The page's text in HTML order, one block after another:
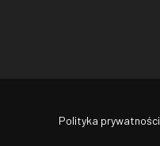
Polityka prywatności